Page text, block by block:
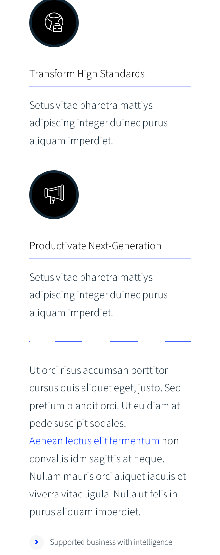
Transform High Standards
Setus vitae pharetra mattiys
adipiscing integer duinec purus
aliquam imperdiet.
Productivate Next-Generation
Setus vitae pharetra mattiys
adipiscing integer duinec purus
aliquam imperdiet.
Ut orci risus accumsan porttitor
cursus quis aliquet eget, justo. Sed
pretium blandit orci. Ut eu diam at
pede suscipit sodales.
Aenean lectus elit fermentum non
convallis idm sagittis at neque.
Nullam mauris orci aliquet iaculis et
viverra vitae ligula. Nulla ut felis in
purus aliquam imperdiet.
Supported business with intelligence